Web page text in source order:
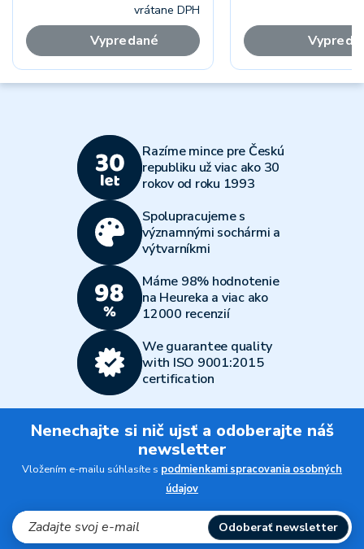
vrátane DPH
Vypredané
Razíme mince pre Českú
republiku už viac ako 30
rokov od roku 1993
Spolupracujeme s
významnými sochármi a
výtvarníkmi
Máme 98% hodnotenie
na Heureka a viac ako
12000 recenzií
We guarantee quality
with ISO 9001:2015
certification
Nenechajte si nič ujsť a odoberajte náš
newsletter
Vložením e-mailu súhlasíte s podmienkami spracovania osobných
údajov
Odoberať newsletter